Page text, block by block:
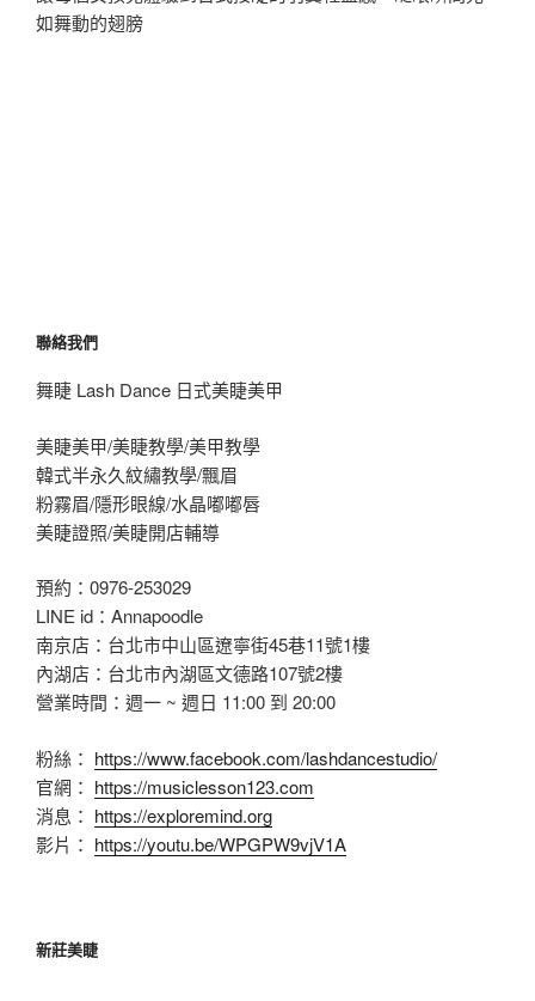
如舞動的翅膀
聯絡我們
舞睫 Lash Dance 日式美睫美甲
美睫美甲/美睫教學/美甲教學
韓式半永久紋繡教學/飄眉
粉霧眉/隱形眼線/水晶嘟嘟唇
美睫證照/美睫開店輔導
預約：0976-253029
LINE id：Annapoodle
南京店：台北市中山區遼寧街45巷11號1樓
內湖店：台北市內湖區文德路107號2樓
營業時間：週一 ~ 週日 11:00 到 20:00
粉絲： https://www.facebook.com/lashdancestudio/
官網： https://musiclesson123.com
消息： https://exploremind.org
影片： https://youtu.be/WPGPW9vjV1A
新莊美睫